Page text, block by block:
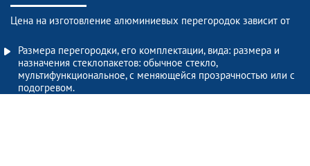
Цена на изготовление алюминиевых перегородок зависит от
Размера перегородки, его комплектации, вида: размера и
назначения стеклопакетов: обычное стекло,
мультифункциональное, с меняющейся прозрачностью или с
подогревом.